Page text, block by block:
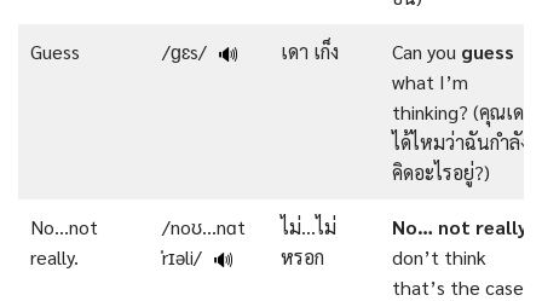
Guess /ɡɛs/ 🔊 เดา เก็ง Can you guess
what I’m
thinking? (คุณเดา
ได้ไหมว่าฉันกำลัง
คิดอะไรอยู่?)
No…not
really.
/noʊ…nɑt
ˈrɪəli/ 🔊
ไม่…ไม่
หรอก
No… not really
don’t think
that’s the case.